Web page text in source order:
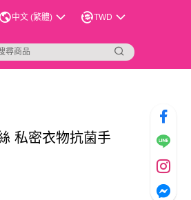
中文 (繁體) TWD
私密衣物抗菌手